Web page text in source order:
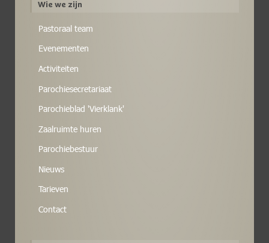
Wie we zijn
Pastoraal team
Evenementen
Activiteiten
Parochiesecretariaat
Parochieblad 'Vierklank'
Zaalruimte huren
Parochiebestuur
Nieuws
Tarieven
Contact